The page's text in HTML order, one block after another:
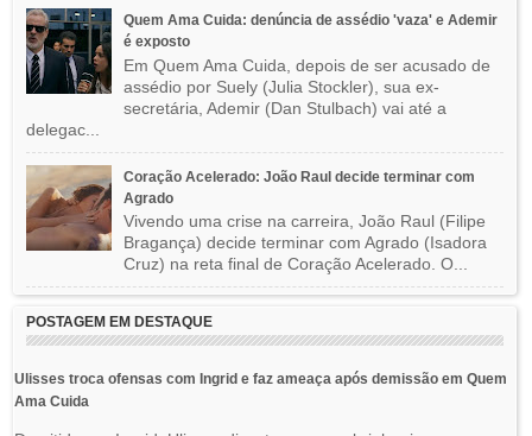
Quem Ama Cuida: denúncia de assédio 'vaza' e Ademir
é exposto
Em Quem Ama Cuida, depois de ser acusado de
assédio por Suely (Julia Stockler), sua ex-
secretária, Ademir (Dan Stulbach) vai até a
delegac...
Coração Acelerado: João Raul decide terminar com
Agrado
Vivendo uma crise na carreira, João Raul (Filipe
Bragança) decide terminar com Agrado (Isadora
Cruz) na reta final de Coração Acelerado. O...
POSTAGEM EM DESTAQUE
Ulisses troca ofensas com Ingrid e faz ameaça após demissão em Quem
Ama Cuida